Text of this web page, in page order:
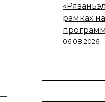
рамках
06.08.2026